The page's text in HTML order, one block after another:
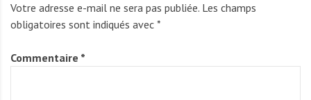
Votre adresse e-mail ne sera pas publiée. Les champs
obligatoires sont indiqués avec *
Commentaire *